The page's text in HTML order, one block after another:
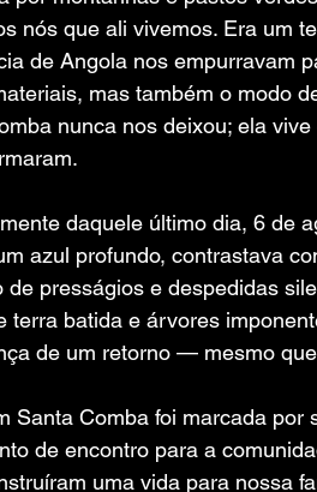
nós que ali vivemos. Era um
de Angola nos empurravam
mas também o modo
nunca nos deixou; ela
daquele último dia, 6 de
azul profundo, contrastava
de presságios e despedidas
terra batida e árvores
de um retorno — mesmo
Santa Comba foi marcada
de encontro para a
uma vida para nossa